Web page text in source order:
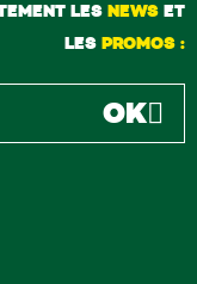
LES NEWSET
LES PROMOS :
OK